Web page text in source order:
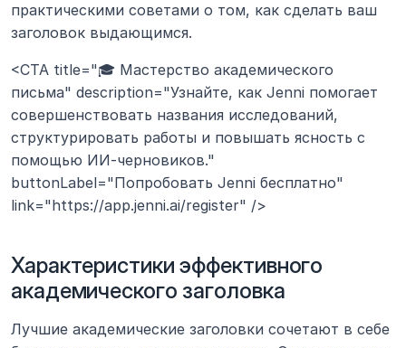
практическими советами о том, как сделать ваш
заголовок выдающимся.
<CTA title="🎓 Мастерство академического
письма" description="Узнайте, как Jenni помогает
совершенствовать названия исследований,
структурировать работы и повышать ясность с
помощью ИИ-черновиков."
buttonLabel="Попробовать Jenni бесплатно"
link="https://app.jenni.ai/register" />
Характеристики эффективного
академического заголовка
Лучшие академические заголовки сочетают в себе